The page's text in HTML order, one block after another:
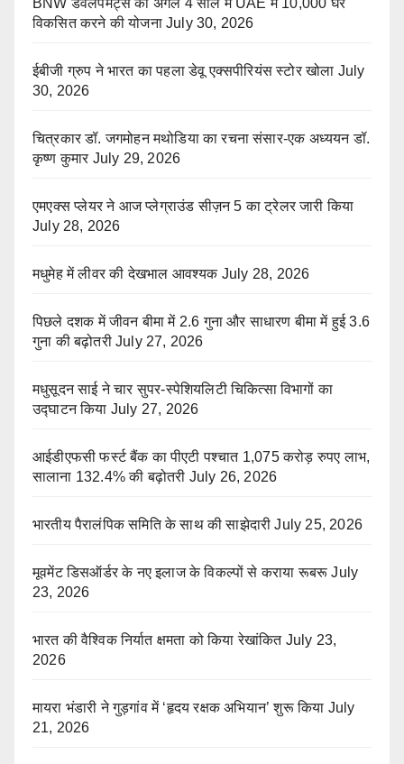
विकसित करने की योजना July 30, 2026
ईबीजी ग्रुप ने भारत का पहला डेवू एक्सपीरियंस स्टोर खोला July
30, 2026
चित्रकार डॉ. जगमोहन मथोडिया का रचना संसार-एक अध्ययन डॉ.
कृष्ण कुमार July 29, 2026
एमएक्स प्लेयर ने आज प्लेग्राउंड सीज़न 5 का ट्रेलर जारी किया
July 28, 2026
मधुमेह में लीवर की देखभाल आवश्यक July 28, 2026
पिछले दशक में जीवन बीमा में 2.6 गुना और साधारण बीमा में हुई 3.6
गुना की बढ़ोतरी July 27, 2026
मधुसूदन साई ने चार सुपर-स्पेशियलिटी चिकित्सा विभागों का
उद्घाटन किया July 27, 2026
आईडीएफसी फर्स्ट बैंक का पीएटी पश्चात 1,075 करोड़ रुपए लाभ,
सालाना 132.4% की बढ़ोतरी July 26, 2026
भारतीय पैरालंपिक समिति के साथ की साझेदारी July 25, 2026
मूवमेंट डिसऑर्डर के नए इलाज के विकल्पों से कराया रूबरू July
23, 2026
भारत की वैश्विक निर्यात क्षमता को किया रेखांकित July 23,
2026
मायरा भंडारी ने गुड़गांव में ‘हृदय रक्षक अभियान’ शुरू किया July
21, 2026